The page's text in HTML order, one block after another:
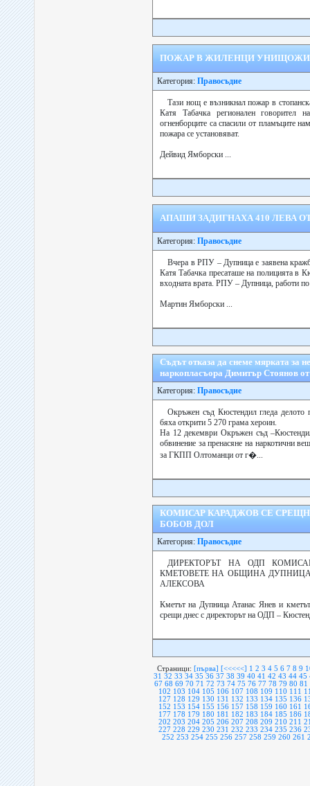
ПОЖАР В ЖИЛЕНЦИ УНИЩОЖИ
Категория: Правосъдие
Тази нощ е възникнал пожар в
Катя Табачка регионален
огненборците са спасили от пламъците
пожара се установяват.
Дейвид Ямборски ...
АПАШИ ЗАДИГНАХА 410 ЛЕВА
Категория: Правосъдие
Вчера в РПУ – Дупница е заявена
Катя Табачка пресаташе на полицията в
входната врата. РПУ – Дупница, работи
Мартин Ямборски ...
Съдът отказа да снеме мярката за
наркопласъора Димитър Стоянов
Категория: Правосъдие
Окръжен съд Кюстендил гледа делото
бяха открити 5 270 грама хероин.
На 12 декември Окръжен съд
обвинение за пренасяне на наркотични
за ГКПП Олтоманци от г�...
КОМИСАР КАРАДЖОВ СЕ
БОБОВ ДОЛ
Категория: Правосъдие
ДИРЕКТОРЪТ НА ОДП
КМЕТОВЕТЕ НА ОБЩИНА
АЛЕКСОВА
Кметът на Дупница Атанас Янев и
срещи днес с директорът на ОДП –
Страници: [първа] [<<<<<] 1 2 3 4 5 6 7 8 9
31 32 33 34 35 36 37 38 39 40 41 42 43 44 45
67 68 69 70 71 72 73 74 75 76 77 78 79 80 81
102 103 104 105 106 107 108 109 110 111
127 128 129 130 131 132 133 134 135 136
152 153 154 155 156 157 158 159 160 161
177 178 179 180 181 182 183 184 185 186
202 203 204 205 206 207 208 209 210 211
227 228 229 230 231 232 233 234 235 236
252 253 254 255 256 257 258 259 260 261